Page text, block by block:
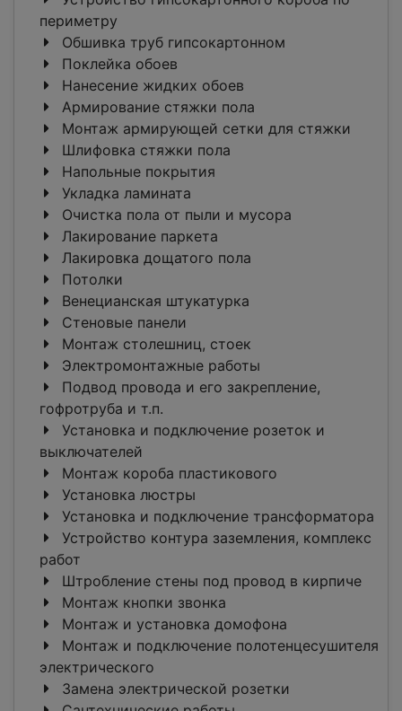
периметру
Обшивка труб гипсокартонном
Поклейка обоев
Нанесение жидких обоев
Армирование стяжки пола
Монтаж армирующей сетки для стяжки
Шлифовка стяжки пола
Напольные покрытия
Укладка ламината
Очистка пола от пыли и мусора
Лакирование паркета
Лакировка дощатого пола
Потолки
Венецианская штукатурка
Стеновые панели
Монтаж столешниц, стоек
Электромонтажные работы
Подвод провода и его закрепление,
гофротруба и т.п.
Установка и подключение розеток и
выключателей
Монтаж короба пластикового
Установка люстры
Установка и подключение трансформатора
Устройство контура заземления, комплекс
работ
Штробление стены под провод в кирпиче
Монтаж кнопки звонка
Монтаж и установка домофона
Монтаж и подключение полотенцесушителя
электрического
Замена электрической розетки